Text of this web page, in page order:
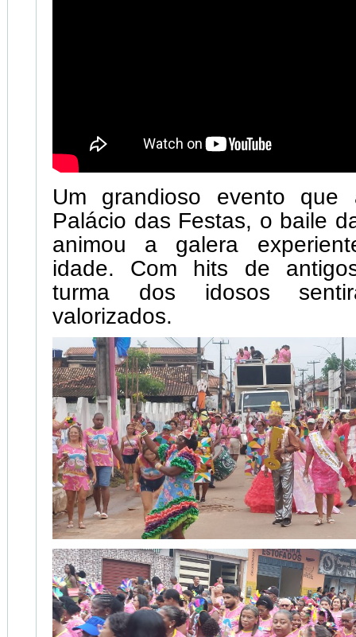
Um grandioso evento que
Palácio das Festas, o baile
animou a galera
idade. Com hits de
turma dos idosos
valorizados.